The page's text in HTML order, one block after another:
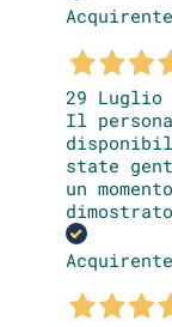
29 Luglio
Il
state
un